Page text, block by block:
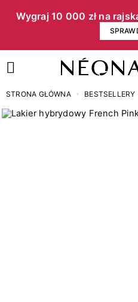
Wygraj 10 000 zł na
STRONA GŁÓWNA BESTSELLERY